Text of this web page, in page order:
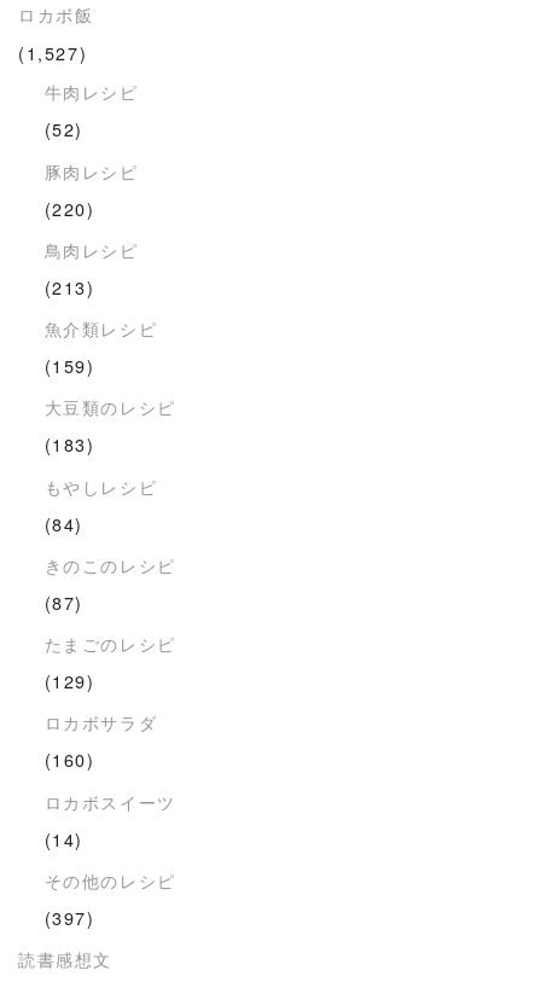
ロカボ飯
(1,527)
牛肉レシピ
(52)
豚肉レシピ
(220)
鳥肉レシピ
(213)
魚介類レシピ
(159)
大豆類のレシピ
(183)
もやしレシピ
(84)
きのこのレシピ
(87)
たまごのレシピ
(129)
ロカボサラダ
(160)
ロカボスイーツ
(14)
その他のレシピ
(397)
読書感想文